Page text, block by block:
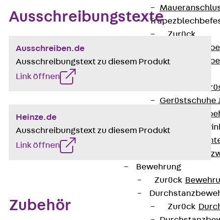
Zurück
Gerüstschuhe
Bewehrung
Zurück
Zurück
Ausschreibungstexte
Ausschreiben.de
Ausschreibungstext zu diesem Produkt
Link öffnen
Heinze.de
Ausschreibungstext zu diesem Produkt
Link öffnen
Zubehör